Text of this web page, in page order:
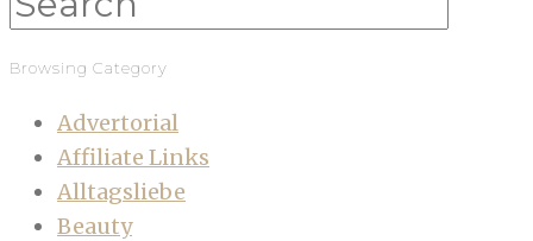
Browsing Category
Advertorial
Affiliate Links
Alltagsliebe
Beauty